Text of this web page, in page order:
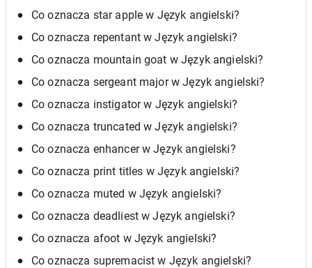
Co oznacza star apple w Język angielski?
Co oznacza repentant w Język angielski?
Co oznacza mountain goat w Język angielski?
Co oznacza sergeant major w Język angielski?
Co oznacza instigator w Język angielski?
Co oznacza truncated w Język angielski?
Co oznacza enhancer w Język angielski?
Co oznacza print titles w Język angielski?
Co oznacza muted w Język angielski?
Co oznacza deadliest w Język angielski?
Co oznacza afoot w Język angielski?
Co oznacza supremacist w Język angielski?